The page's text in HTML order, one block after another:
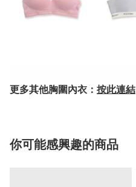
更多其他胸圍內衣： 按此連結
你可能感興趣的商品